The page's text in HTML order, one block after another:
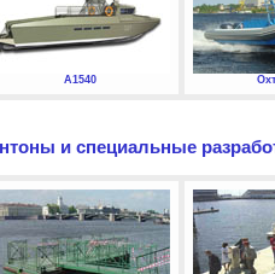
А1540
и специальные